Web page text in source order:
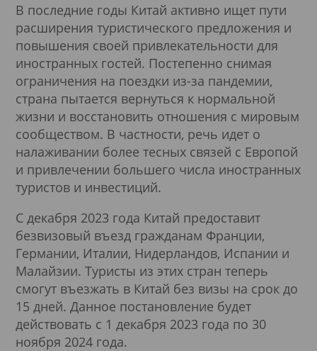
Подробнее
В последние годы Китай активно ищет пути
расширения туристического предложения и
повышения своей привлекательности для
иностранных гостей. Постепенно снимая
ограничения на поездки из-за пандемии,
страна пытается вернуться к нормальной
жизни и восстановить отношения с мировым
сообществом. В частности, речь идет о
налаживании более тесных связей с Европой
и привлечении большего числа иностранных
туристов и инвестиций.
С декабря 2023 года Китай предоставит
безвизовый въезд гражданам Франции,
Германии, Италии, Нидерландов, Испании и
Малайзии. Туристы из этих стран теперь
смогут въезжать в Китай без визы на срок до
15 дней. Данное постановление будет
действовать с 1 декабря 2023 года по 30
ноября 2024 года.